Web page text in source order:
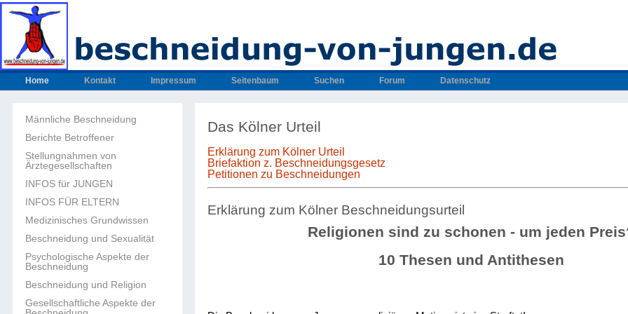
Home Kontakt Impressum Seitenbaum Suchen Forum Datenschutz
Männliche Beschneidung
Berichte Betroffener
Stellungnahmen von
Ärztegesellschaften
INFOS für JUNGEN
INFOS FÜR ELTERN
Medizinisches Grundwissen
Beschneidung und Sexualität
Psychologische Aspekte der
Beschneidung
Beschneidung und Religion
Gesellschaftliche Aspekte der
Das Kölner Urteil
Erklärung zum Kölner Urteil
Briefaktion z. Beschneidungsgesetz
Petitionen zu Beschneidungen
Erklärung zum Kölner Beschneidungsurteil
Religionen sind zu schonen - um jeden
10 Thesen und Antithesen